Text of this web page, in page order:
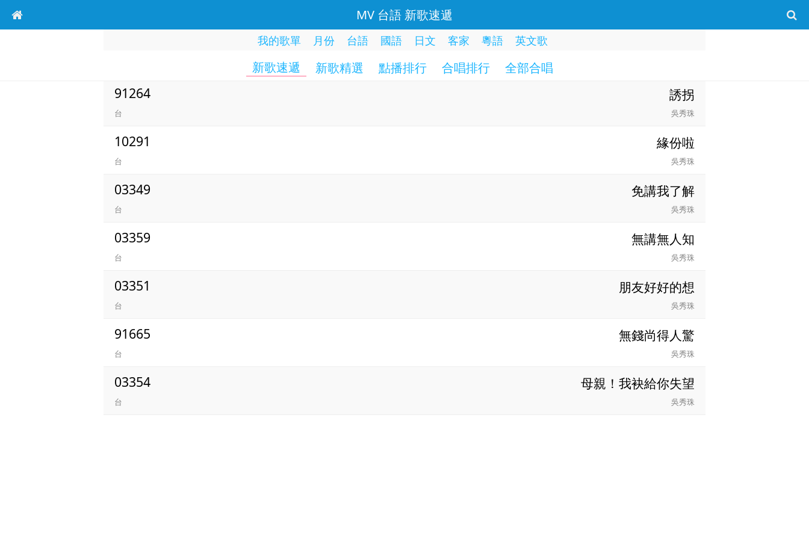
MV 台語 新歌速遞
我的歌單 月份 台語 國語 日文 客家 粵語 英文歌
新歌速遞 新歌精選 點播排行 合唱排行 全部合唱
91264 誘拐
台 吳秀珠
10291 緣份啦
台 吳秀珠
03349 免講我了解
台 吳秀珠
03359 無講無人知
台 吳秀珠
03351 朋友好好的想
台 吳秀珠
91665 無錢尚得人驚
台 吳秀珠
03354 母親！我袂給你失望
台 吳秀珠